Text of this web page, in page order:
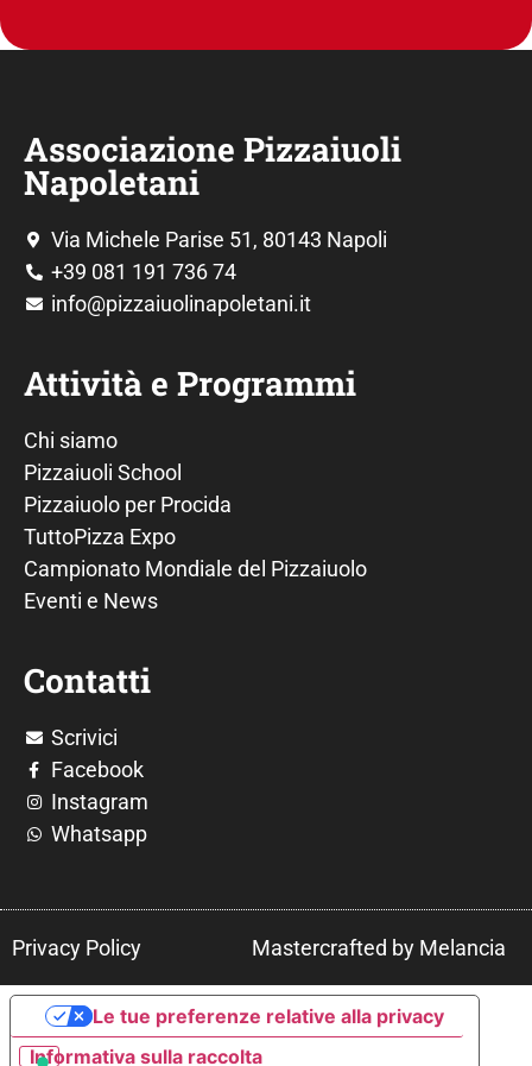
Associazione Pizzaiuoli
Napoletani
Via Michele Parise 51, 80143 Napoli
+39 081 191 736 74
info@pizzaiuolinapoletani.it
Attività e Programmi
Chi siamo
Pizzaiuoli School
Pizzaiuolo per Procida
TuttoPizza Expo
Campionato Mondiale del Pizzaiuolo
Eventi e News
Contatti
Scrivici
Facebook
Instagram
Whatsapp
Privacy Policy Mastercrafted by Melancia
Informativa sulla raccolta
Le tue preferenze relative alla privacy